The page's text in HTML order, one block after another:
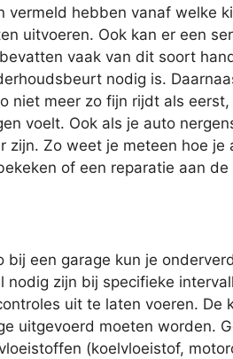
vermeld hebben vanaf welke
uitvoeren. Ook kan er een
vaak van dit soort
nodig is.
niet meer zo fijn rijdt als
voelt. Ook als je auto
zijn. Zo weet je meteen hoe je
of een reparatie aan
bij een garage kun je
zijn bij specifieke
uit te laten voeren. De
uitgevoerd moeten worden.
(koelvloeistof,